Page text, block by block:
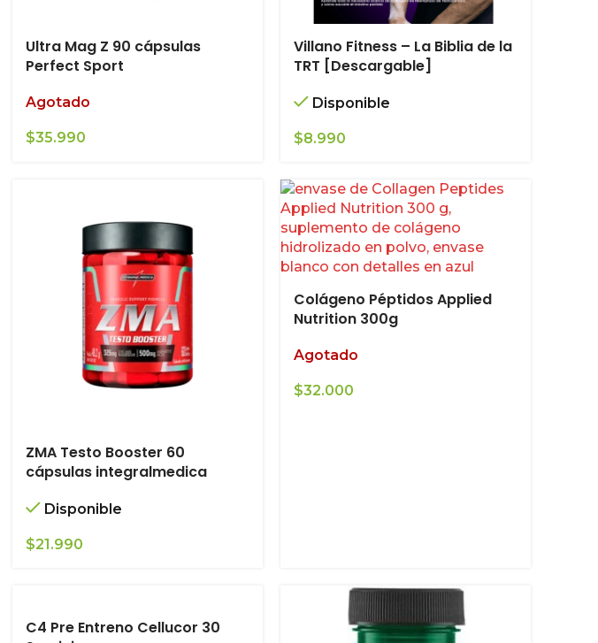
Ultra Mag Z 90 cápsulas
Perfect Sport
Agotado
$35.990
Villano Fitness – La Biblia de la
TRT [Descargable]
Disponible
$8.990
ZMA Testo Booster 60
cápsulas integralmedica
Disponible
$21.990
Colágeno Péptidos Applied
Nutrition 300g
Agotado
$32.000
C4 Pre Entreno Cellucor 30